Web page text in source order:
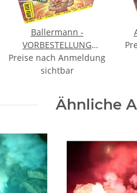
Ballermann -
VORBESTELLUNG
September
Preise nach Anmeldung
sichtbar
Ähnliche